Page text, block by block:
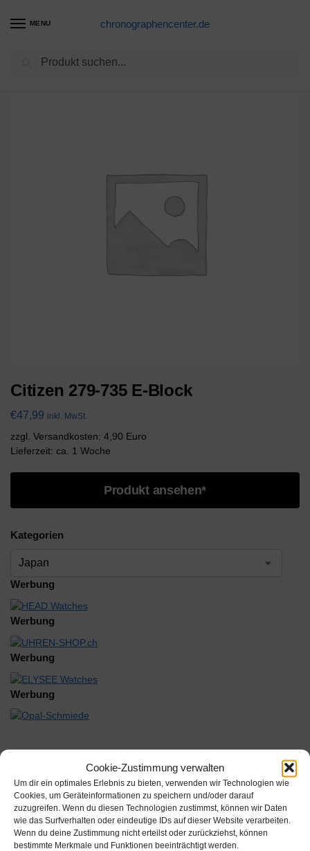
Cookie-Zustimmung verwalten
Um dir ein optimales Erlebnis zu bieten, verwenden wir Technologien wie
Cookies, um Geräteinformationen zu speichern und/oder darauf
zuzugreifen. Wenn du diesen Technologien zustimmst, können wir Daten
wie das Surfverhalten oder eindeutige IDs auf dieser Website verarbeiten.
Wenn du deine Zustimmung nicht erteilst oder zurückziehst, können
bestimmte Merkmale und Funktionen beeinträchtigt werden.
MENU chronographencenter.de
Japan Citizen 279-735 E-Block
Citizen 279-735 E-Block
€47,99 inkl. MwSt.
zzgl. Versandkosten: 4,90 Euro
Lieferzeit: ca. 1 Woche
Produkt ansehen*
Kategorien
Werbung
Werbung
Werbung
Werbung
Beschreibung
Citizen 6000A, Citizen 6010A, Citizen 6020A, Citizen 6070, Citizen
6085, Citizen 6100A, Citizen 6101A, Citizen 6110A, Citizen 6115A,